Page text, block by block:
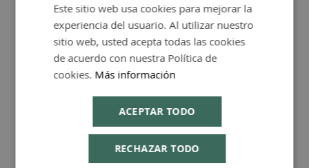
Con certificado sin lactosa y origen de
leche de pasto.
Más Información
SPANISH
ENGLISH
Este sitio web usa cookies para mejorar la
experiencia del usuario. Al utilizar nuestro
sitio web, usted acepta todas las cookies
de acuerdo con nuestra Política de
cookies. Más información
ACEPTAR TODO
RECHAZAR TODO